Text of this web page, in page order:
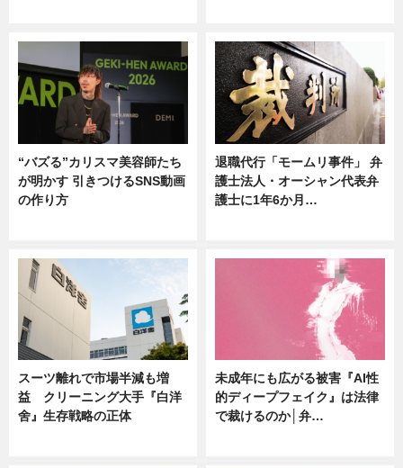
“バズる”カリスマ美容師たち
が明かす 引きつけるSNS動画
の作り方
退職代行「モームリ事件」 弁
護士法人・オーシャン代表弁
護士に1年6か月…
スーツ離れで市場半減も増
益 クリーニング大手『白洋
舍』生存戦略の正体
未成年にも広がる被害『AI性
的ディープフェイク』は法律
で裁けるのか│弁…